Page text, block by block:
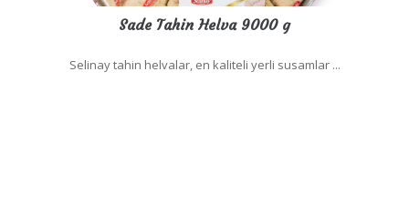
Sade Tahin Helva 9000 g
Selinay tahin helvalar, en kaliteli yerli susamlar ...